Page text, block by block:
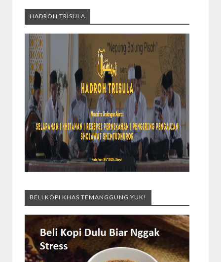
HADROH TRISULA
BELI KOPI KHAS TEMANGGUNG YUK!